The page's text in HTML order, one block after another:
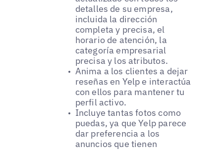
detalles de su empresa,
incluida la dirección
completa y precisa, el
horario de atención, la
categoría empresarial
precisa y los atributos.
Anima a los clientes a dejar
reseñas en Yelp e interactúa
con ellos para mantener tu
perfil activo.
Incluye tantas fotos como
puedas, ya que Yelp parece
dar preferencia a los
anuncios que tienen